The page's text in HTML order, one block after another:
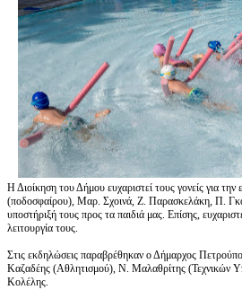
Η Διοίκηση του Δήμου ευχαριστεί τους γονείς για
(ποδοσφαίρου), Μαρ. Σχοινά, Ζ. Παρασκελάκη, Π.
υποστήριξή τους προς τα παιδιά μας. Επίσης,
λειτουργία τους.
Στις εκδηλώσεις παραβρέθηκαν ο Δήμαρχος
Καζαδέης (Αθλητισμού), Ν. Μαλαθρίτης (Τεχνικών
Κολέλης.